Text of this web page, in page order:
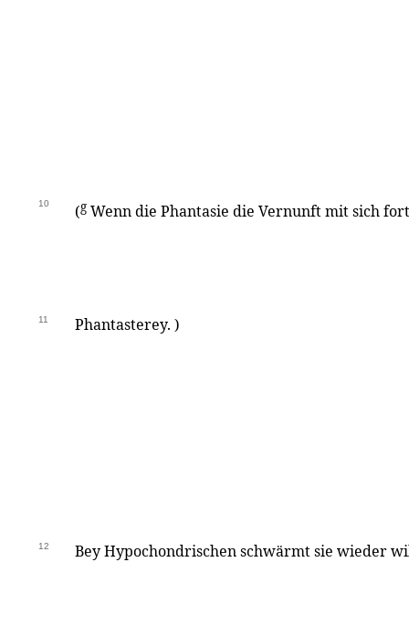
10 (g Wenn die Phantasie die Vernunft mit sich
11 Phantasterey. )
12 Bey Hypochondrischen schwärmt sie wieder